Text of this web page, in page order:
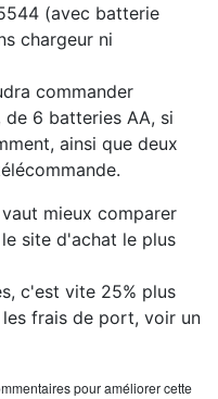
(avec batterie
chargeur ni
commander
de 6 batteries AA, si
ainsi que deux
mieux comparer
site d'achat le plus
c'est vite 25% plus
frais de port, voir un
pour améliorer cette